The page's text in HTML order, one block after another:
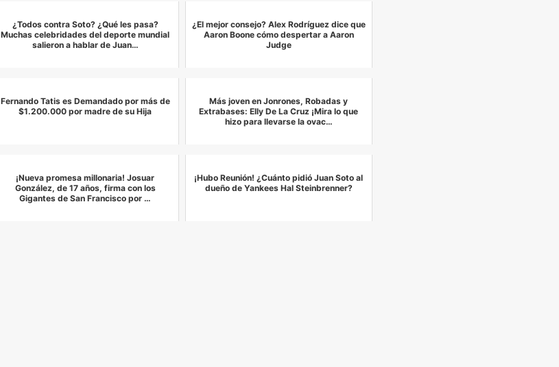
¿Todos contra Soto? ¿Qué les pasa?
Muchas celebridades del deporte mundial
salieron a hablar de Juan…
¿El mejor consejo? Alex Rodríguez dice que
Aaron Boone cómo despertar a Aaron
Judge
Fernando Tatis es Demandado por más de
$1.200.000 por madre de su Hija
Más joven en Jonrones, Robadas y
Extrabases: Elly De La Cruz ¡Mira lo que
hizo para llevarse la ovac…
¡Nueva promesa millonaria! Josuar
González, de 17 años, firma con los
Gigantes de San Francisco por …
¡Hubo Reunión! ¿Cuánto pidió Juan Soto al
dueño de Yankees Hal Steinbrenner?